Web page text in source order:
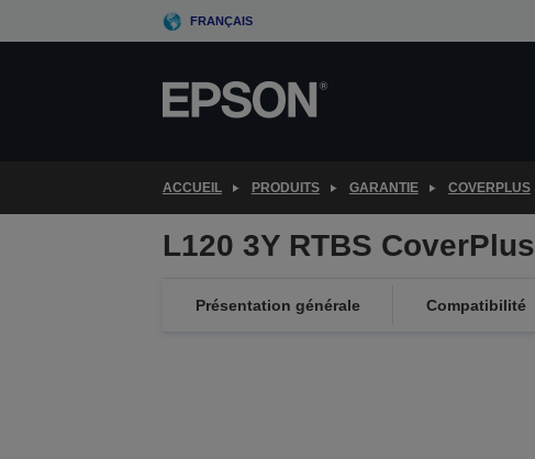
to
FRANÇAIS
ACCUEIL PRODUITS GARANTIE COVERPLUS
L120 3Y RTBS CoverPlus
Présentation générale Compatibilité